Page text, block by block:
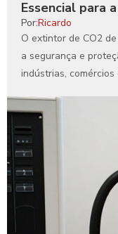
Essencial para
Por:Ricardo
O extintor de CO2
a segurança e
indústrias, comércios